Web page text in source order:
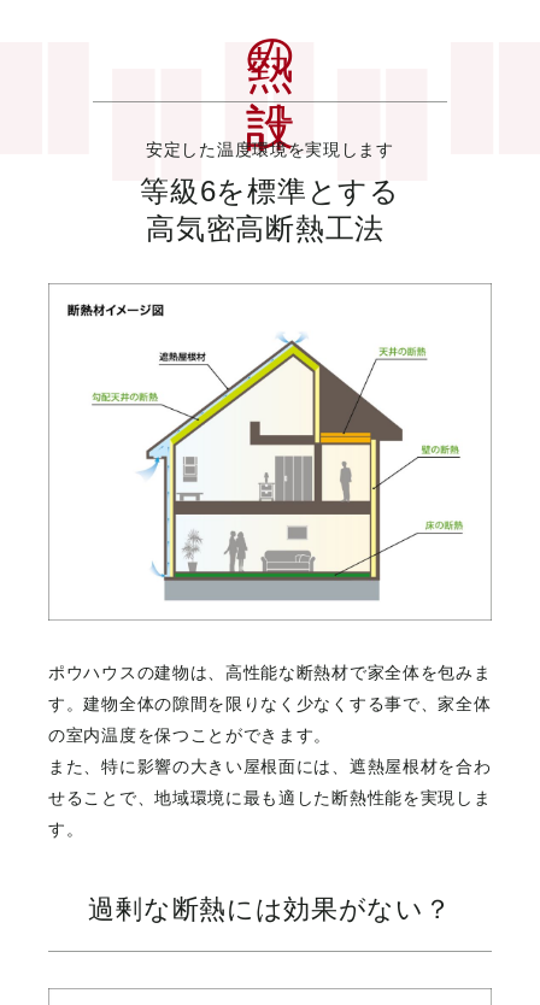
熱の設計
安定した温度環境を実現します
等級6を標準とする
高気密高断熱工法
ポウハウスの建物は、高性能な断熱材で家全体を包みま
す。建物全体の隙間を限りなく少なくする事で、家全体
の室内温度を保つことができます。
また、特に影響の大きい屋根面には、遮熱屋根材を合わ
せることで、地域環境に最も適した断熱性能を実現しま
す。
過剰な断熱には効果がない？